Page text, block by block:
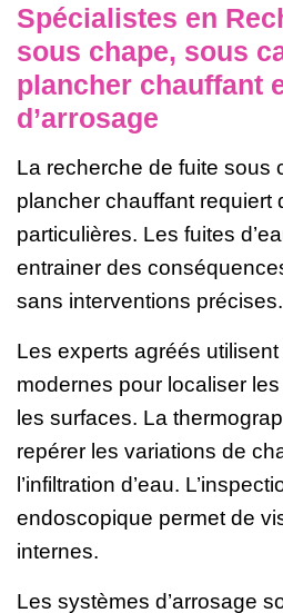
Spécialistes en
sous chape, sous
plancher chauffant
d’arrosage
La recherche de fuite sous
plancher chauffant requiert
particulières. Les fuites
entrainer des
sans interventions précises.
Les experts agréés
modernes pour localiser
les surfaces. La
repérer les variations de
l’infiltration d’eau.
endoscopique permet de
internes.
Les systèmes d’arrosage